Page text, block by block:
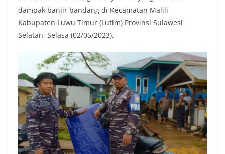
dampak banjir bandang di Kecamatan Malili
Kabupaten Luwu Timur (Lutim) Provinsi Sulawesi
Selatan, Selasa (02/05/2023).